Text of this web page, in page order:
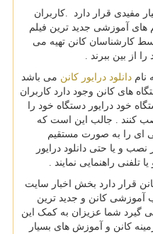
مفیدی قرار دارد
کاربران
های آموزشی جدید ترین فیلم
کارشناسان کانن تهیه می
از بین ببرند .
دانلود درایور کانن می باشد
های کانن وجود دارد کاربران
خود درایور دستگاه خود را
کنند . جالب این است که
ای را به صورت مستقیم
و یا حتی دانلود درایور
راهنمایی نمایند .
قرار دارد بخش اخبار سایت
کانن و جدید ترین
گیرد شما عزیزان به کمک این
کانن و آموزش های بسیار